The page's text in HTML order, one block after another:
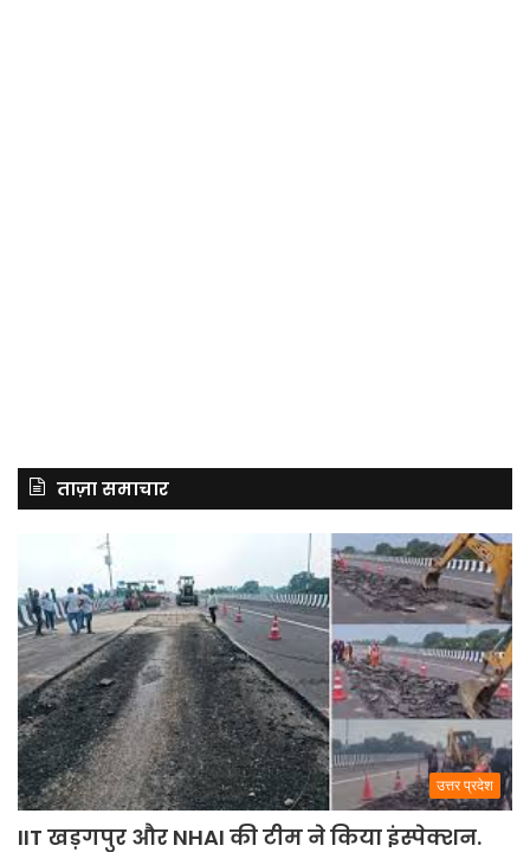
ताज़ा समाचार
उत्तर प्रदेश
IIT खड़गपुर और NHAI की टीम ने किया इंस्पेक्शन.